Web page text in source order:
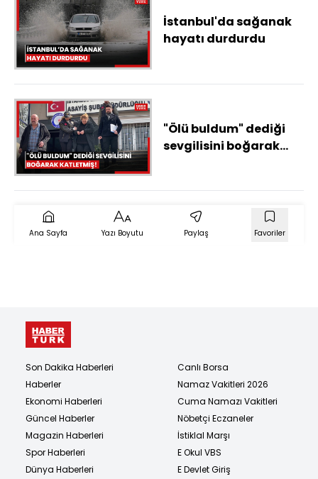
İstanbul'da sağanak
hayatı durdurdu
"Ölü buldum" dediği
sevgilisini boğarak
Ana Sayfa Yazı Boyutu Paylaş Favoriler
Son Dakika Haberleri
Haberler
Ekonomi Haberleri
Güncel Haberler
Magazin Haberleri
Spor Haberleri
Dünya Haberleri
Canlı Borsa
Namaz Vakitleri 2026
Cuma Namazı Vakitleri
Nöbetçi Eczaneler
İstiklal Marşı
E Okul VBS
E Devlet Giriş